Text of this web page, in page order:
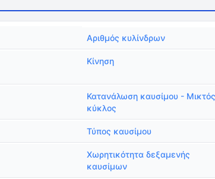
Αριθμός κυλίνδρων
Κίνηση
Κατανάλωση καυσίμου - Μικτός
κύκλος
Τύπος καυσίμου
Χωρητικότητα δεξαμενής
καυσίμων